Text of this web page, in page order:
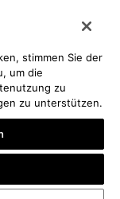
Versandkosten
| MwSt.-Nr.:
stimmen Sie der
um die
zu
zu unterstützen.